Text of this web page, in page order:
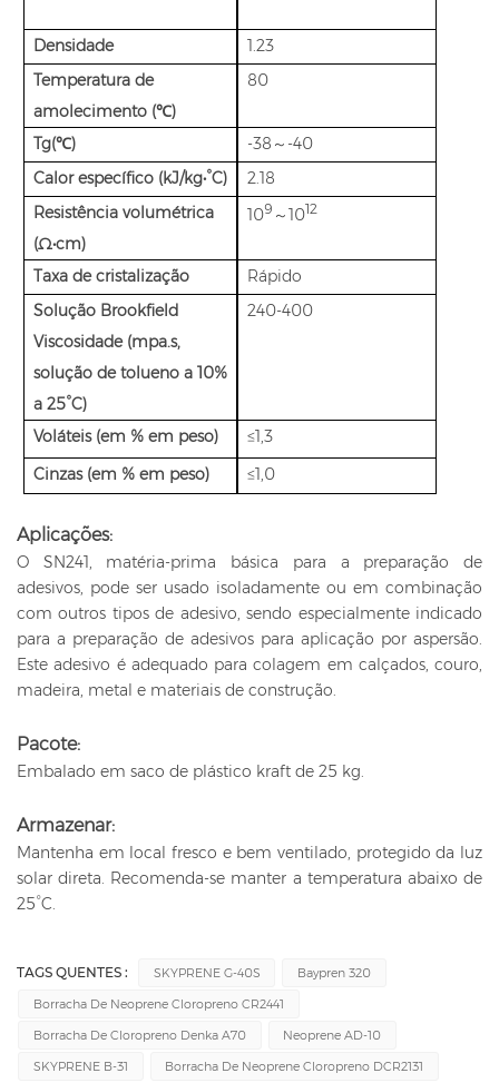
Densidade
1.23
Temperatura de
amolecimento (℃)
80
Tg(℃)
-38～-40
Calor específico (kJ/kg•°C)
2.18
Resistência volumétrica
(Ω•cm)
109 ～1012
Taxa de cristalização
Rápido
Solução Brookfield
Viscosidade (mpa.s,
solução de tolueno a 10%
a 25°C)
240-400
Voláteis (em % em peso)
≤1,3
Cinzas (em % em peso)
≤1,0
Aplicações:
O SN241, matéria-prima básica para a preparação de
adesivos, pode ser usado isoladamente ou em combinação
com outros tipos de adesivo, sendo especialmente indicado
para a preparação de adesivos para aplicação por aspersão.
Este adesivo é adequado para colagem em calçados, couro,
madeira, metal e materiais de construção.
Pacote:
Embalado em saco de plástico kraft de 25 kg.
Armazenar:
Mantenha em local fresco e bem ventilado, protegido da luz
solar direta. Recomenda-se manter a temperatura abaixo de
25°C.
TAGS QUENTES : SKYPRENE G-40S
Baypren 320
Borracha De Neoprene Cloropreno CR2441
Borracha De Cloropreno Denka A70
Neoprene AD-10
SKYPRENE B-31
Borracha De Neoprene Cloropreno DCR2131